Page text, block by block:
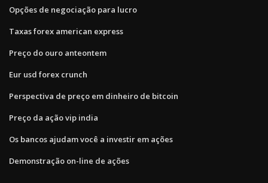
Opções de negociação para lucro
Taxas forex american express
Preço do ouro anteontem
Eur usd forex crunch
Perspectiva de preço em dinheiro de bitcoin
Preço da ação vip india
Os bancos ajudam você a investir em ações
Demonstração on-line de ações